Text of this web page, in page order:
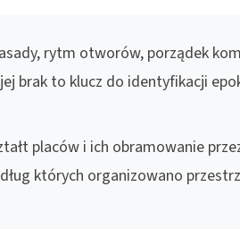
rytm otworów, porządek
brak to klucz do identyfikacji
placów i ich obramowanie
których organizowano